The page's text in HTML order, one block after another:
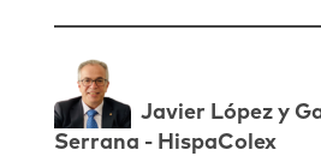
Javier López y
Serrana - HispaColex